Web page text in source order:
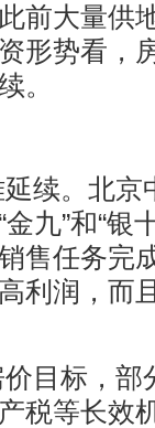
前大量供
形势看，
。
续。北京
九”和“银
售任务完
利润，而
目标，部
税等长效